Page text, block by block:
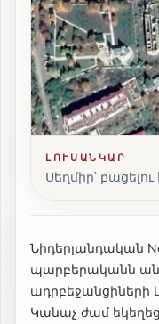
ԼՈՒՍԱՆԿԱՐ
Սեղմիր՝
Նիդերլանդական
պարբերականն
ադրբեջանցիների
Կանաչ ժամ